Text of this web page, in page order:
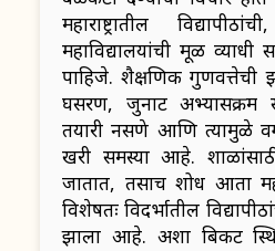
महाराष्ट्रातील
महाविद्यालयांची मूळ
पाहिजे. शैक्षणिक गुणवत्तेची
घसरण, जुनाट अभ्यासक्रम
तयारी नसणे आणि त्यामुळे
खरी समस्या आहे.
जातात, तसाच शोध आता
विशेषतः विदर्भातील
झाला आहे. अशा बिकट